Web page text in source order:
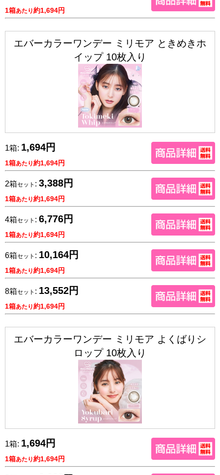
1箱あたり約1,694円
エバーカラーワンデー ミリモア ときめきホ
イップ 10枚入り
1箱: 1,694円
1箱あたり約1,694円
2箱セット : 3,388円
1箱あたり約1,694円
4箱セット : 6,776円
1箱あたり約1,694円
6箱セット : 10,164円
1箱あたり約1,694円
8箱セット : 13,552円
1箱あたり約1,694円
エバーカラーワンデー ミリモア よくばりシ
ロップ 10枚入り
1箱: 1,694円
1箱あたり約1,694円